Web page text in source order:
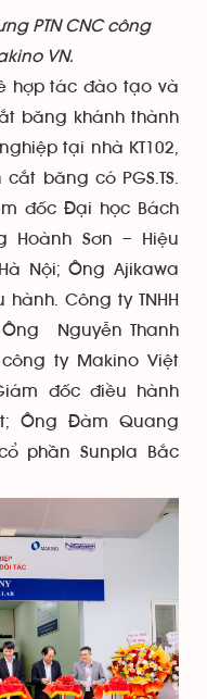
PTN CNC công
VN.
tác đào tạo và
băng khánh thành
tại nhà KT102,
băng có PGS.TS.
đốc Đại học Bách
Hoành Sơn – Hiệu
Nội; Ông Ajikawa
Công ty TNHH
Nguyễn Thanh
ty Makino Việt
đốc điều hành
Ông Đàm Quang
phần Sunpla Bắc